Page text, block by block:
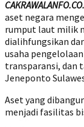
aset negara
rumput laut milik
dialihfungsikan
usaha
transparansi, dan
Jeneponto
Aset yang
menjadi fasilitas